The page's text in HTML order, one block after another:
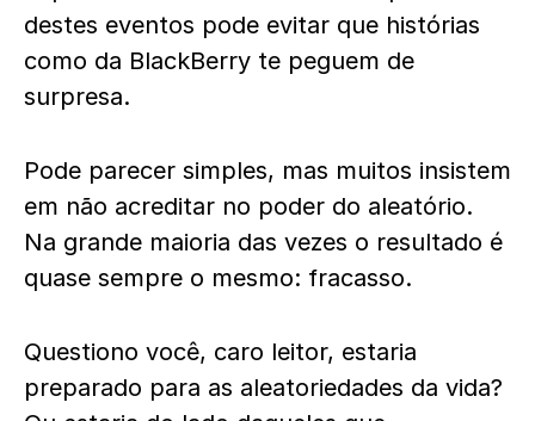
destes eventos pode evitar que histórias
como da BlackBerry te peguem de
surpresa.
Pode parecer simples, mas muitos insistem
em não acreditar no poder do aleatório.
Na grande maioria das vezes o resultado é
quase sempre o mesmo: fracasso.
Questiono você, caro leitor, estaria
preparado para as aleatoriedades da vida?